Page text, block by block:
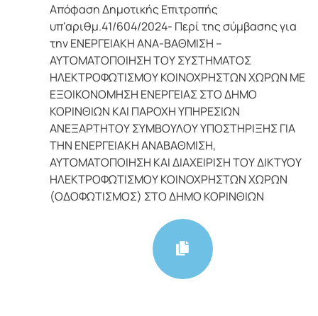
Απόφαση Δημοτικής Επιτροπής
υπ'αριθμ.41/604/2024- Περί της σύμβασης για
την ΕΝΕΡΓΕΙΑΚΗ ΑΝΑ-ΒΑΘΜΙΣΗ –
ΑΥΤΟΜΑΤΟΠΟΙΗΣΗ ΤΟΥ ΣΥΣΤΗΜΑΤΟΣ
ΗΛΕΚΤΡΟΦΩΤΙΣΜΟΥ ΚΟΙΝΟΧΡΗΣΤΩΝ ΧΩΡΩΝ ΜΕ
ΕΞΟΙΚΟΝΟΜΗΣΗ ΕΝΕΡΓΕΙΑΣ ΣΤΟ ΔΗΜΟ
ΚΟΡΙΝΘΙΩΝ ΚΑΙ ΠΑΡΟΧΗ ΥΠΗΡΕΣΙΩΝ
ΑΝΕΞΑΡΤΗΤΟΥ ΣΥΜΒΟΥΛΟΥ ΥΠΟΣΤΗΡΙΞΗΣ ΓΙΑ
ΤΗΝ ΕΝΕΡΓΕΙΑΚΗ ΑΝΑΒΑΘΜΙΣΗ,
ΑΥΤΟΜΑΤΟΠΟΙΗΣΗ ΚΑΙ ΔΙΑΧΕΙΡΙΣΗ ΤΟΥ ΔΙΚΤΥΟΥ
ΗΛΕΚΤΡΟΦΩΤΙΣΜΟΥ ΚΟΙΝΟΧΡΗΣΤΩΝ ΧΩΡΩΝ
(ΟΔΟΦΩΤΙΣΜΟΣ) ΣΤΟ ΔΗΜΟ ΚΟΡΙΝΘΙΩΝ